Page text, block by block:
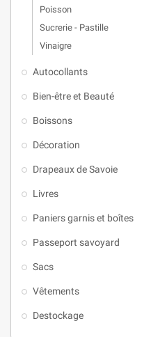
Poisson
Sucrerie - Pastille
Vinaigre
Autocollants
Bien-être et Beauté
Boissons
Décoration
Drapeaux de Savoie
Livres
Paniers garnis et boîtes
Passeport savoyard
Sacs
Vêtements
Destockage